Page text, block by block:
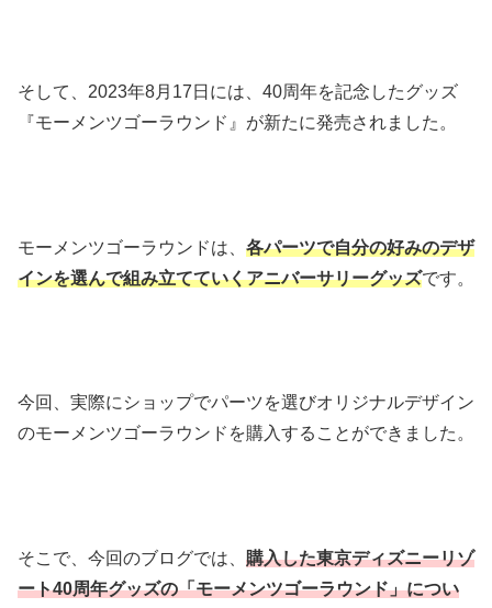
そして、2023年8月17日には、40周年を記念したグッズ
『モーメンツゴーラウンド』が新たに発売されました。
モーメンツゴーラウンドは、 各パーツで自分の好みのデザ
インを選んで組み立てていくアニバーサリーグッズです。
今回、実際にショップでパーツを選びオリジナルデザイン
のモーメンツゴーラウンドを購入することができました。
そこで、今回のブログでは、 購入した東京ディズニーリゾ
ート40周年グッズの「モーメンツゴーラウンド」につい